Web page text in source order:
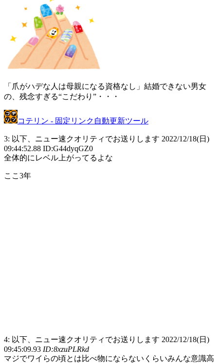
「爪がハデな人は母親になる資格なし」結婚できない男女
の、残念すぎる“こだわり”・・・
コテリン - 固定リンク自動更新ツール
3: 以下、ニュー速クオリティでお送りします 2022/12/18(日)
09:44:52.88 ID:G44dyqGZ0
全体的にレベル上がってるよな
ここ3年
4: 以下、ニュー速クオリティでお送りします 2022/12/18(日)
09:45:09.93 ID:8xzuPLRkd
マジでワイらの頃とは比べ物にならないくらいみんな意識高